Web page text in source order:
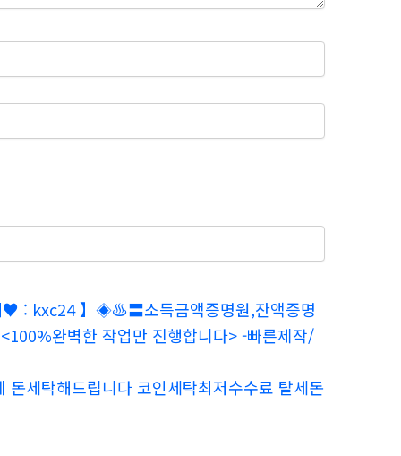
kxc24 】◈♨️〓소득금액증명원,잔액증명
완벽한 작업만 진행합니다> -빠른제작/
세탁해드립니다 코인세탁최저수수료 탈세돈